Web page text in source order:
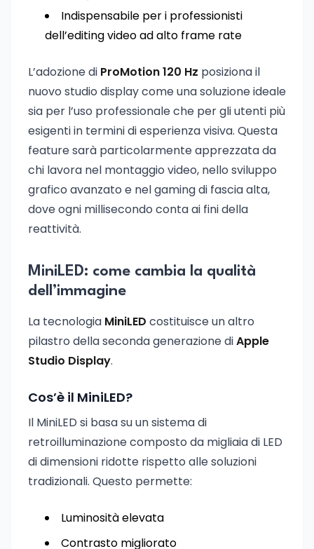
Indispensabile per i professionisti
dell’editing video ad alto frame rate
L’adozione di ProMotion 120 Hz posiziona il
nuovo studio display come una soluzione ideale
sia per l’uso professionale che per gli utenti più
esigenti in termini di esperienza visiva. Questa
feature sarà particolarmente apprezzata da
chi lavora nel montaggio video, nello sviluppo
grafico avanzato e nel gaming di fascia alta,
dove ogni millisecondo conta ai fini della
reattività.
MiniLED: come cambia la qualità
dell’immagine
La tecnologia MiniLED costituisce un altro
pilastro della seconda generazione diApple
Studio Display.
Cos’è il MiniLED?
Il MiniLED si basa su un sistema di
retroilluminazione composto da migliaia di LED
di dimensioni ridotte rispetto alle soluzioni
tradizionali. Questo permette:
Luminosità elevata
Contrasto migliorato